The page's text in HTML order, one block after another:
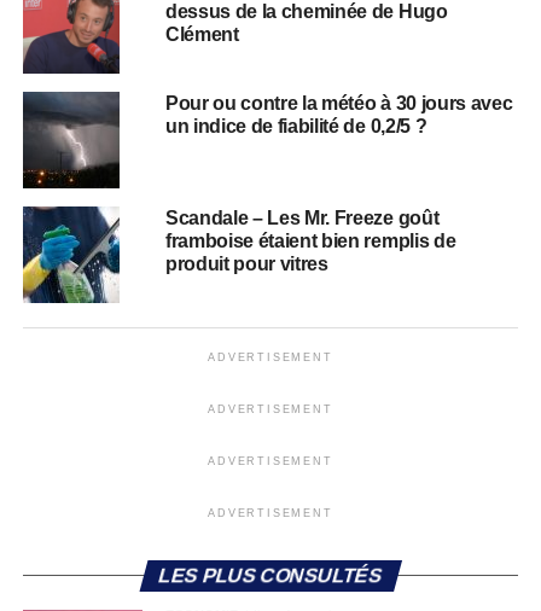
dessus de la cheminée de Hugo
Clément
Pour ou contre la météo à 30 jours avec
un indice de fiabilité de 0,2/5 ?
Scandale – Les Mr. Freeze goût
framboise étaient bien remplis de
produit pour vitres
ADVERTISEMENT
ADVERTISEMENT
ADVERTISEMENT
ADVERTISEMENT
LES PLUS CONSULTÉS